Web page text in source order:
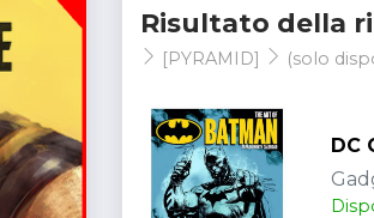
Risultato della
[PYRAMID] (solo
DC